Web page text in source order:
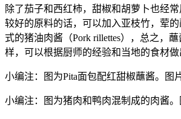
除了茄子和西红柿，甜椒和胡萝卜也经
较好的原料的话，可以加入亚枝竹，荤
式的猪油肉酱（Pork rillettes），总之，
样，可以根据厨师的经验和当地的食材做
小编注：图为Pita面包配红甜椒蘸酱。图
小编注：图为猪肉和鸭肉混制成的肉酱